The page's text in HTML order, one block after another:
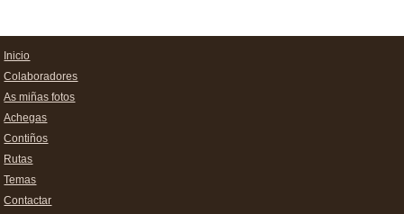
Inicio
Colaboradores
As miñas fotos
Achegas
Contiños
Rutas
Temas
Contactar